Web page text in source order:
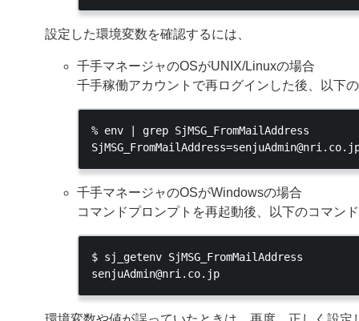
設定した環境変数を確認するには、
千手マネージャのOSがUNIX/Linuxの場合
千手稼働アカウントで再ログインした後、以下
% env | grep SjMSG_FromMailAddress
千手マネージャのOSがWindowsの場合
コマンドプロンプトを再起動後、以下のコマン
$ sj_getenv SjMSG_FromMailAddress